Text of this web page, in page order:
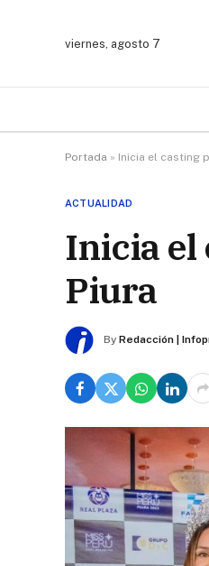
viernes, agosto 7
Portada » Inicia el casting
ACTUALIDAD
Inicia el
Piura
By Redacción |